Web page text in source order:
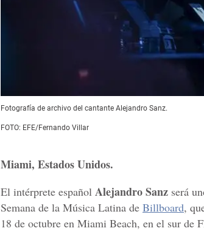
Fotografía de archivo del cantante Alejandro Sanz.
FOTO: EFE/Fernando Villar
Miami, Estados Unidos.
El intérprete español Alejandro Sanz será
Semana de la Música Latina de Billboard,
18 de octubre en Miami Beach, en el sur de